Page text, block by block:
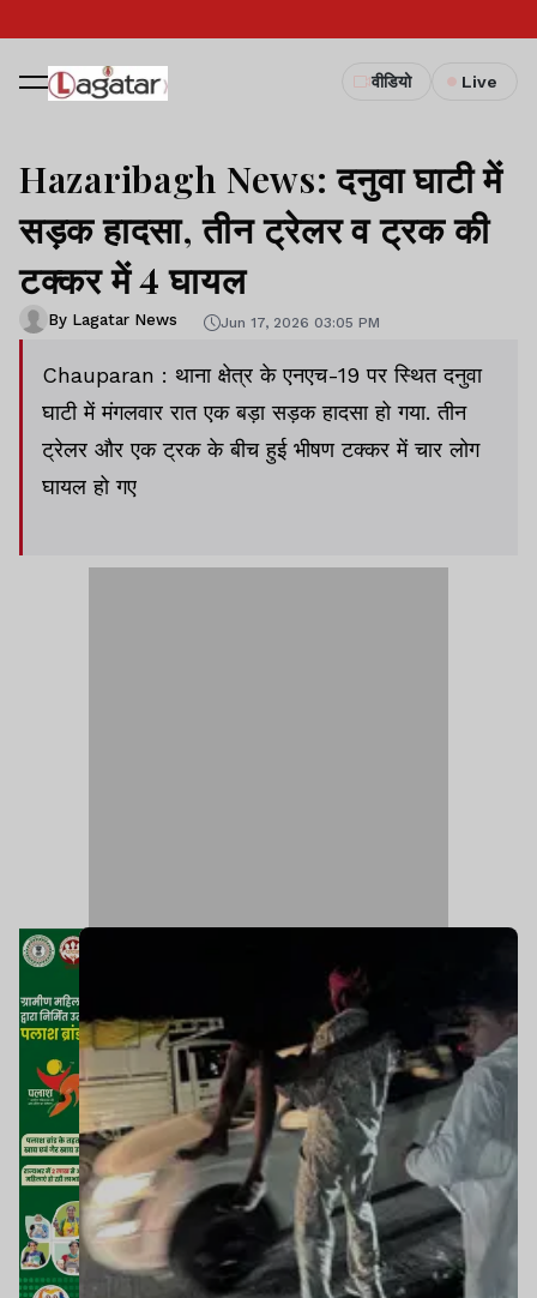
वीडियो Live
Hazaribagh News: दनुवा घाटी में
सड़क हादसा, तीन ट्रेलर व ट्रक की
टक्कर में 4 घायल
By Lagatar News Jun 17, 2026 03:05 PM
Chauparan : थाना क्षेत्र के एनएच-19 पर स्थित दनुवा
घाटी में मंगलवार रात एक बड़ा सड़क हादसा हो गया. तीन
ट्रेलर और एक ट्रक के बीच हुई भीषण टक्कर में चार लोग
घायल हो गए